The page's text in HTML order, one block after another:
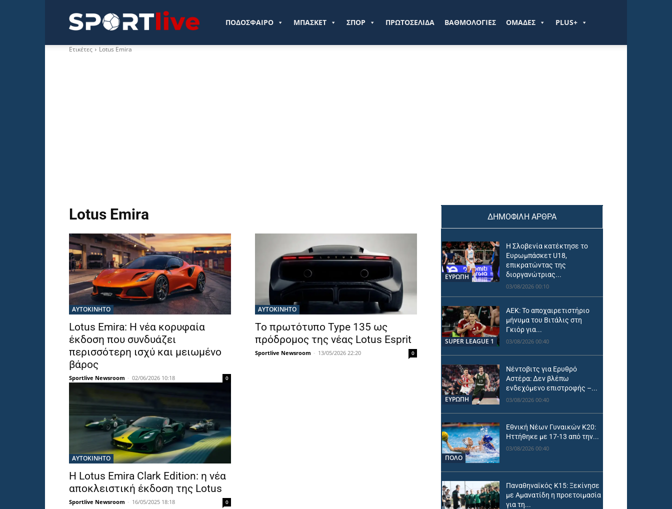
Sportlive.grΠΟΔΟΣΦΑΙΡΟ ΜΠΑΣΚΕΤ ΣΠΟΡ ΠΡΩΤΟΣΕΛΙΔΑ ΒΑΘΜΟΛΟΓΙΕΣ ΟΜΑΔΕΣ PLUS+
Ετικέτες Lotus Emira
Lotus Emira
ΑΥΤΟΚΙΝΗΤΟ
Lotus Emira: Η νέα κορυφαία
έκδοση που συνδυάζει
περισσότερη ισχύ και μειωμένο
βάρος
Sportlive Newsroom - 02/06/2026 10:18 0
ΑΥΤΟΚΙΝΗΤΟ
Το πρωτότυπο Type 135 ως
πρόδρομος της νέας Lotus Esprit
Sportlive Newsroom - 13/05/2026 22:20 0
ΑΥΤΟΚΙΝΗΤΟ
Η Lotus Emira Clark Edition: η νέα
αποκλειστική έκδοση της Lotus
Sportlive Newsroom - 16/05/2025 18:18 0
ΔΗΜΟΦΙΛΗ ΑΡΘΡΑ
ΕΥΡΩΠΗ
Η Σλοβενία κατέκτησε το
Ευρωμπάσκετ U18,
επικρατώντας της
διοργανώτριας...
03/08/2026 00:10
SUPER LEAGUE 1
ΑΕΚ: Το αποχαιρετιστήριο
μήνυμα του Βιτάλις στη
Γκιόρ για...
03/08/2026 00:40
ΕΥΡΩΠΗ
Νέντοβιτς για Ερυθρό
Αστέρα: Δεν βλέπω
ενδεχόμενο επιστροφής –...
03/08/2026 00:40
ΠΟΛΟ
Εθνική Νέων Γυναικών Κ20:
Ηττήθηκε με 17-13 από την...
03/08/2026 00:40
Παναθηναϊκός Κ15: Ξεκίνησε
με Αμανατίδη η προετοιμασία
για τη...